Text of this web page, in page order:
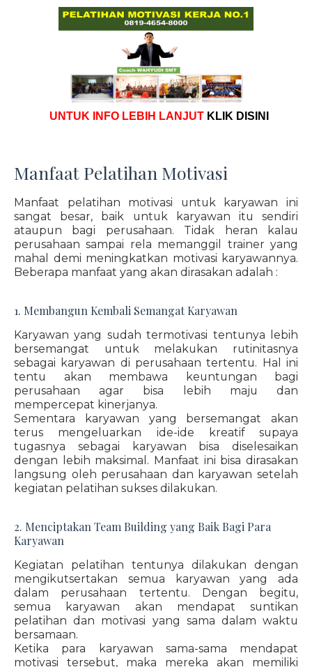
UNTUK INFO LEBIH LANJUT KLIK DISINI
Manfaat Pelatihan Motivasi
Manfaat pelatihan motivasi untuk karyawan ini
sangat besar, baik untuk karyawan itu sendiri
ataupun bagi perusahaan. Tidak heran kalau
perusahaan sampai rela memanggil trainer yang
mahal demi meningkatkan motivasi karyawannya.
Beberapa manfaat yang akan dirasakan adalah :
1. Membangun Kembali Semangat Karyawan
Karyawan yang sudah termotivasi tentunya lebih
bersemangat untuk melakukan rutinitasnya
sebagai karyawan di perusahaan tertentu. Hal ini
tentu akan membawa keuntungan bagi
perusahaan agar bisa lebih maju dan
mempercepat kinerjanya.
Sementara karyawan yang bersemangat akan
terus mengeluarkan ide-ide kreatif supaya
tugasnya sebagai karyawan bisa diselesaikan
dengan lebih maksimal. Manfaat ini bisa dirasakan
langsung oleh perusahaan dan karyawan setelah
kegiatan pelatihan sukses dilakukan.
2. Menciptakan Team Building yang Baik Bagi Para
Karyawan
Kegiatan pelatihan tentunya dilakukan dengan
mengikutsertakan semua karyawan yang ada
dalam perusahaan tertentu. Dengan begitu,
semua karyawan akan mendapat suntikan
pelatihan dan motivasi yang sama dalam waktu
bersamaan.
Ketika para karyawan sama-sama mendapat
motivasi tersebut, maka mereka akan memiliki